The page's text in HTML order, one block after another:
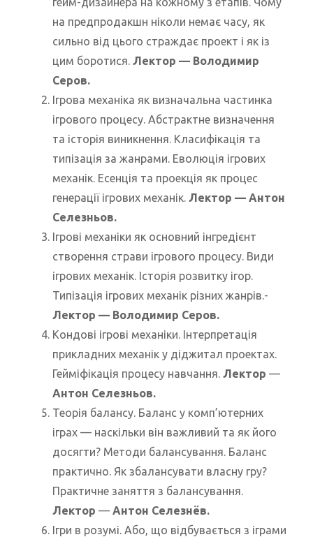
на предпродакшн ніколи немає часу, як
сильно від цього страждає проект і як із
цим боротися. Лектор — Володимир
Серов.
Ігрова механіка як визначальна частинка
ігрового процесу. Абстрактне визначення
та історія виникнення. Класифікація та
типізація за жанрами. Еволюція ігрових
механік. Есенція та проекція як процес
генерації ігрових механік. Лектор — Антон
Селезньов.
Ігрові механіки як основний інгредієнт
створення страви ігрового процесу. Види
ігрових механік. Історія розвитку ігор.
Типізація ігрових механік різних жанрів.-
Лектор — Володимир Серов.
Кондові ігрові механіки. Інтерпретація
прикладних механік у діджитал проектах.
Гейміфікація процесу навчання. Лектор —
Антон Селезньов.
Теорія балансу. Баланс у комп’ютерних
іграх — наскільки він важливий та як його
досягти? Методи балансування. Баланс
практично. Як збалансувати власну гру?
Практичне заняття з балансування.
Лектор — Антон Селезнёв.
Ігри в розумі. Або, що відбувається з іграми